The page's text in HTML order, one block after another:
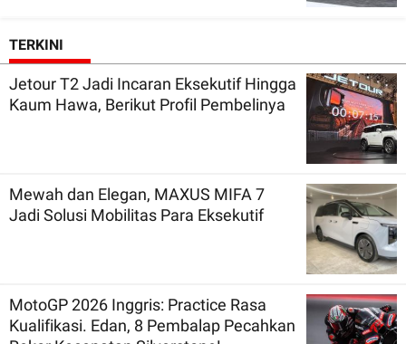
TERKINI
Jetour T2 Jadi Incaran Eksekutif Hingga
Kaum Hawa, Berikut Profil Pembelinya
Mewah dan Elegan, MAXUS MIFA 7
Jadi Solusi Mobilitas Para Eksekutif
MotoGP 2026 Inggris: Practice Rasa
Kualifikasi. Edan, 8 Pembalap Pecahkan